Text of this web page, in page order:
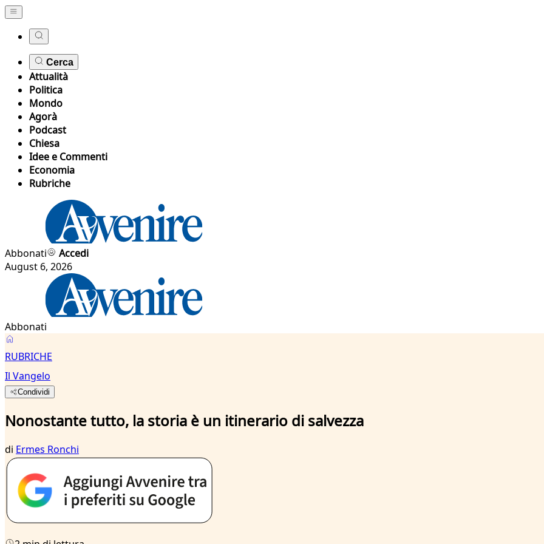
Cerca
Attualità
Politica
Mondo
Agorà
Podcast
Chiesa
Idee e Commenti
Economia
Rubriche
Abbonati
Accedi
August 6, 2026
Abbonati
RUBRICHE
Il Vangelo
Condividi
Nonostante tutto, la storia è un itinerario di salvezza
di Ermes Ronchi